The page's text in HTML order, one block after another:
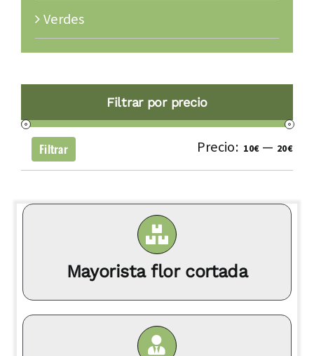
Verdes
Filtrar por precio
Filtrar Precio: 10€ — 20€
Mayorista flor cortada